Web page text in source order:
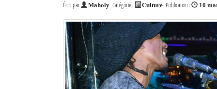
Écrit par Maholy Catégorie : Culture Publication : 10